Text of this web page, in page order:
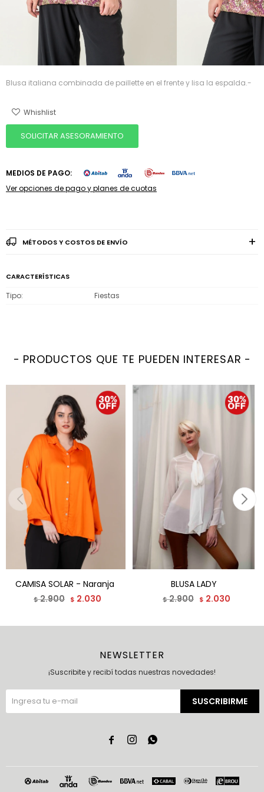
Blusa italiana combinada de paillette en el frente y lisa la espalda.-
SOLICITAR ASESORAMIENTO
MEDIOS DE PAGO:
Ver opciones de pago y planes de cuotas
MÉTODOS Y COSTOS DE ENVÍO
CARACTERÍSTICAS
Tipo Fiestas
PRODUCTOS QUE TE PUEDEN INTERESAR
CAMISA SOLAR - Naranja
$2.900 $ 2.030
BLUSA LADY
$2.900 $ 2.030
NEWSLETTER
¡Suscribite y recibí todas nuestras novedades!
SUSCRIBIRME
  